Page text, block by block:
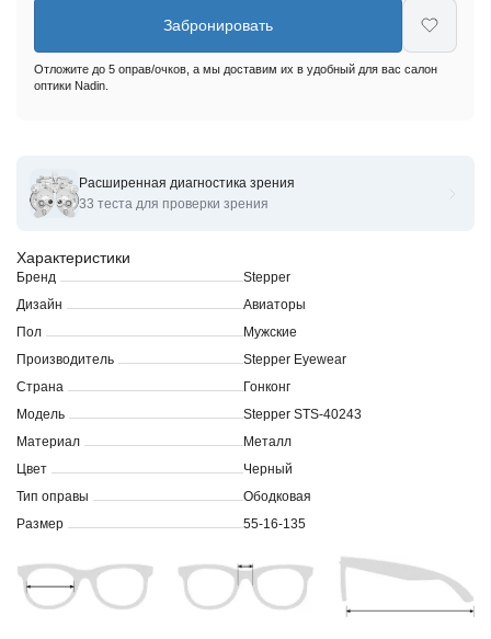
Оправы для очков корригирующих Stepper STS-40243
Характеристики
Бренд
Stepper
Дизайн
Авиаторы
Пол
Мужские
Производитель
Stepper Eyewear
Страна
Гонконг
Модель
Stepper STS-40243
Материал
Металл
Цвет
Черный
Тип оправы
Ободковая
Размер
55-16-135
Забронировать
Отложите до 5 оправ/очков, а мы доставим их в удобный для вас салон
оптики Nadin.
Расширенная диагностика зрения
33 теста для проверки зрения